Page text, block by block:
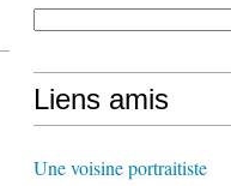
Liens amis
Une voisine portraitiste